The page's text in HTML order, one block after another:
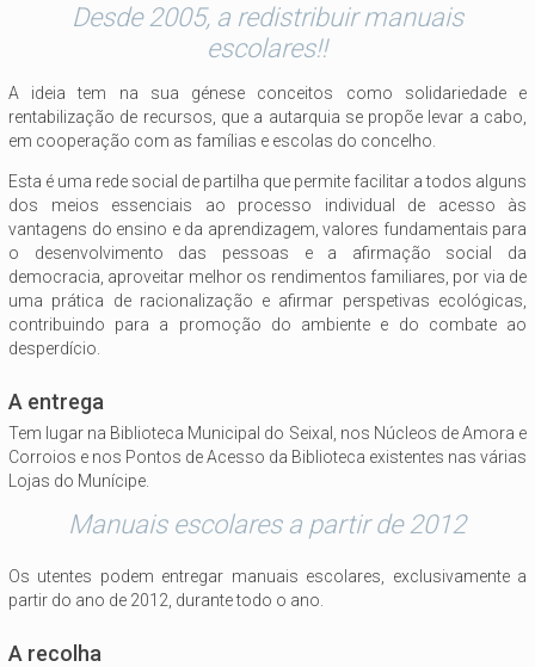
Desde 2005, a redistribuir manuais
escolares!!
A ideia tem na sua génese conceitos como solidariedade e
rentabilização de recursos, que a autarquia se propõe levar a cabo,
em cooperação com as famílias e escolas do concelho.
Esta é uma rede social de partilha que permite facilitar a todos alguns
dos meios essenciais ao processo individual de acesso às
vantagens do ensino e da aprendizagem, valores fundamentais para
o desenvolvimento das pessoas e a afirmação social da
democracia, aproveitar melhor os rendimentos familiares, por via de
uma prática de racionalização e afirmar perspetivas ecológicas,
contribuindo para a promoção do ambiente e do combate ao
desperdício.
A entrega
Tem lugar na Biblioteca Municipal do Seixal, nos Núcleos de Amora e
Corroios e nos Pontos de Acesso da Biblioteca existentes nas várias
Lojas do Munícipe.
Manuais escolares a partir de 2012
Os utentes podem entregar manuais escolares, exclusivamente a
partir do ano de 2012, durante todo o ano.
A recolha